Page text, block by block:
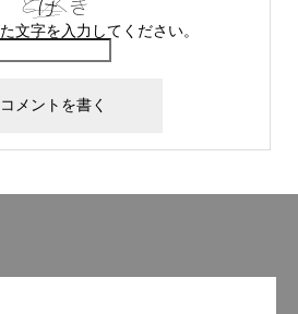
文字を入力してください。